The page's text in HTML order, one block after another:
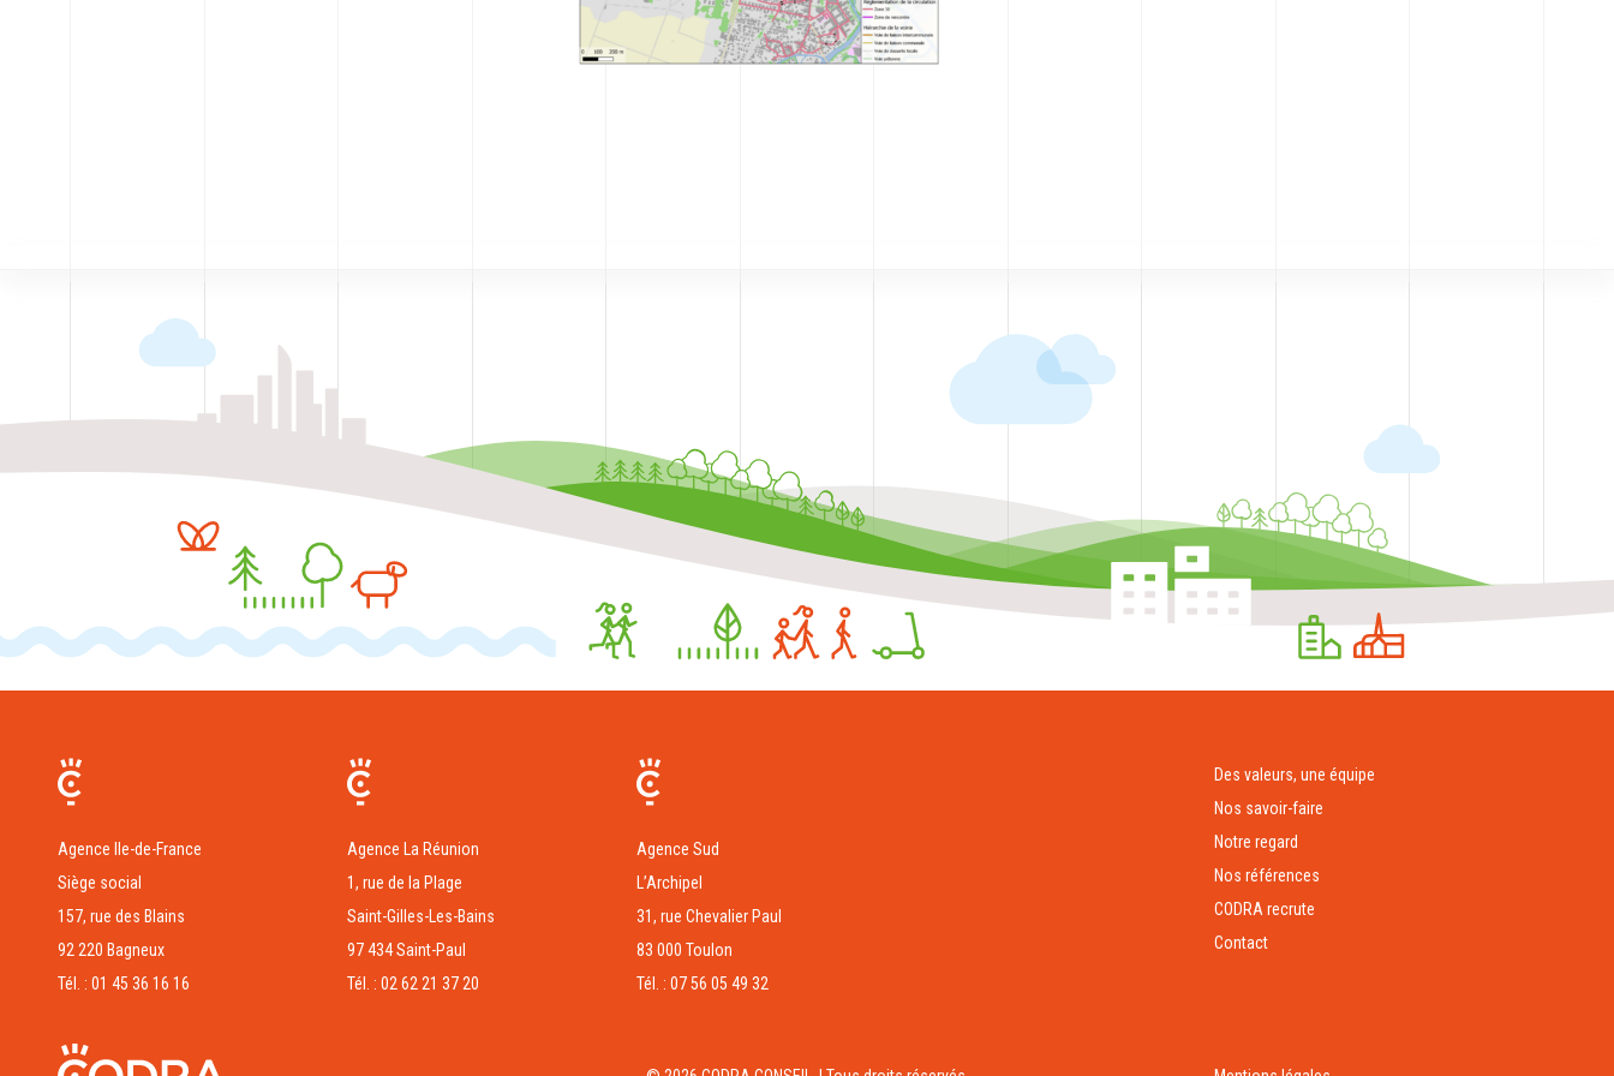
Agence Ile-de-France
Siège social
157, rue des Blains
92 220 Bagneux
Tél. : 01 45 36 16 16
Agence La Réunion
1, rue de la Plage
Saint-Gilles-Les-Bains
97 434 Saint-Paul
Tél. : 02 62 21 37 20
Agence Sud
L’Archipel
31, rue Chevalier Paul
83 000 Toulon
Tél. : 07 56 05 49 32
Des valeurs, une équipe
Nos savoir-faire
Notre regard
Nos références
CODRA recrute
Contact